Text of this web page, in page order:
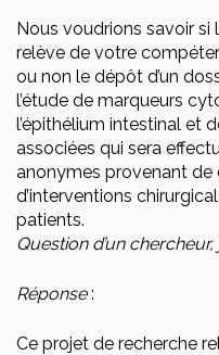
Nous voudrions savoir
relève de votre
ou non le dépôt d’un
l’étude de marqueurs
l’épithélium intestinal et
associées qui sera
anonymes provenant de
d’interventions
patients.
Question d’un
Réponse:
Ce projet de recherche